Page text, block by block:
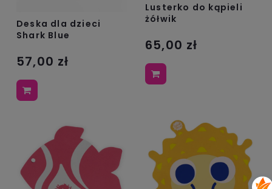
Deska dla dzieci
Shark Blue
57,00 zł
Lusterko do kąpieli
żółwik
65,00 zł